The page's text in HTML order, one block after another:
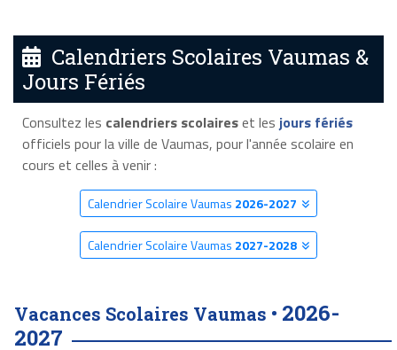
Calendriers Scolaires Vaumas &
Jours Fériés
Consultez les calendriers scolaireset les jours fériés
officiels pour la ville de Vaumas, pour l'année scolaire en
cours et celles à venir :
Calendrier Scolaire Vaumas 2026-2027
Calendrier Scolaire Vaumas 2027-2028
Vacances Scolaires Vaumas • 2026-
2027